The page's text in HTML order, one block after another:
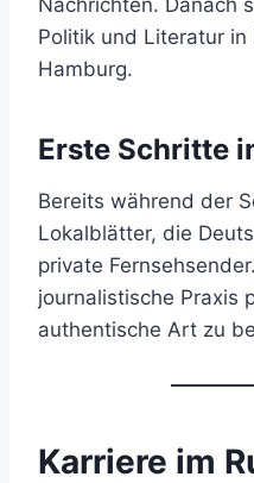
Politik und Literatur in
Hamburg.
Erste Schritte
Bereits während der
Lokalblätter, die
private
journalistische Praxis
authentische Art zu
Karriere im